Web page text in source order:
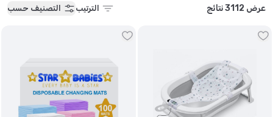
سلسلتنا المتكاملة تدور دائماً حول احتياجات الأم والطفل لتجعل من كل
يوم تجربة أسهل وأكثر أماناً.
عرض 3112 نتائج الترتيب التصنيف حسب